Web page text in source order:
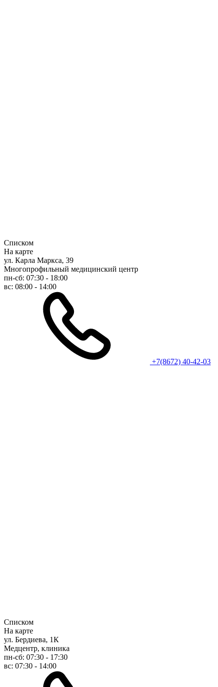
Списком
На карте
ул. Карла Маркса, 39
Многопрофильный медицинский центр
пн-сб: 07:30 - 18:00
вс: 08:00 - 14:00
+7(8672) 40-42-03
Списком
На карте
ул. Бердиева, 1К
Медцентр, клиника
пн-сб: 07:30 - 17:30
вс: 07:30 - 14:00